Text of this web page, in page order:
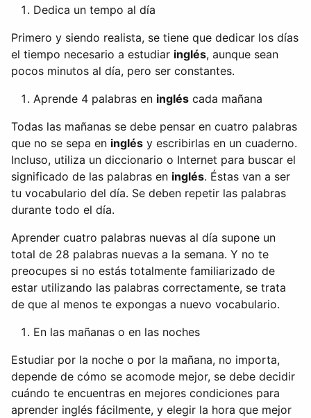
Dedica un tempo al día
Primero y siendo realista, se tiene que dedicar los días
el tiempo necesario a estudiar inglés, aunque sean
pocos minutos al día, pero ser constantes.
Aprende 4 palabras en inglés cada mañana
Todas las mañanas se debe pensar en cuatro palabras
que no se sepa en inglés y escribirlas en un cuaderno.
Incluso, utiliza un diccionario o Internet para buscar el
significado de las palabras en inglés. Éstas van a ser
tu vocabulario del día. Se deben repetir las palabras
durante todo el día.
Aprender cuatro palabras nuevas al día supone un
total de 28 palabras nuevas a la semana. Y no te
preocupes si no estás totalmente familiarizado de
estar utilizando las palabras correctamente, se trata
de que al menos te expongas a nuevo vocabulario.
En las mañanas o en las noches
Estudiar por la noche o por la mañana, no importa,
depende de cómo se acomode mejor, se debe decidir
cuándo te encuentras en mejores condiciones para
aprender inglés fácilmente, y elegir la hora que mejor